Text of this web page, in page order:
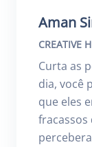
Aman
CREATIVE
Curta as
dia, você
que eles
fracassos